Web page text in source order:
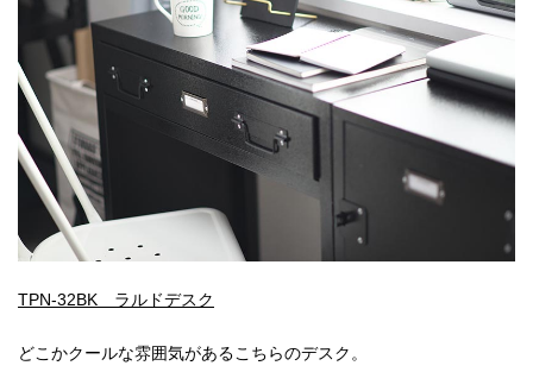
TPN-32BK ラルドデスク
どこかクールな雰囲気があるこちらのデスク。